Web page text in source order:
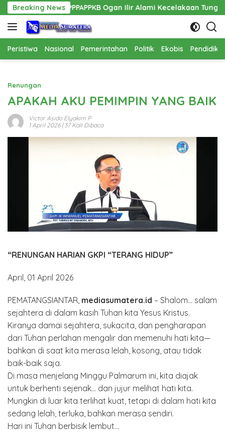
Langsung
ke
konten
Breaking NewsOgan Ilir Alami Kecelakaan Tunggal
Peristiwa Nasional Pemerintahan Politik Ekobis
Renungan
APAKAH AKU PEMIMPIN YANG BAIK
Victor Asido Elyakim P
1 April 2026| 37 Kali Dibaca
“RENUNGAN HARIAN GKPI “TERANG HIDUP”
April, 01 April 2026
PEMATANGSIANTAR, mediasumatera.id – Shalom… salam
sejahtera di dalam kasih Tuhan kita Yesus Kristus.
Kiranya damai sejahtera, sukacita, dan pengharapan
dari Tuhan perlahan mengalir dan memenuhi hati kita—
bahkan di saat kita merasa lelah, kosong, atau tidak
baik-baik saja.
Di masa menjelang Minggu Palmarum ini, kita diajak
untuk berhenti sejenak… dan jujur melihat hati kita.
Mungkin di luar kita terlihat kuat, tetapi di dalam hati kita
sedang lelah, terluka, bahkan merasa sendiri.
Hari ini Tuhan berbisik lembut…